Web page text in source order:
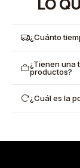
¿Cuánto
¿Tienen una
productos?
¿Cuál es la